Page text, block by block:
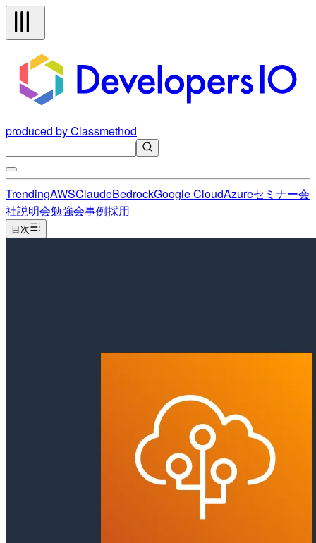
produced by Classmethod
TrendingAWSClaudeBedrockGoogle CloudAzureセミナー会
社説明会勉強会事例採用
目次